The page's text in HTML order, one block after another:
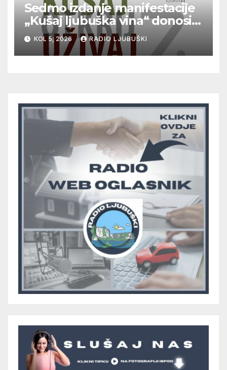
Sedmo izdanje manifestacije
„Kušaj ljubuška vina“ donosi
vrhunska vina, gastronomiju i
glazbu
KOL 5, 2026 RADIO LJUBUŠKI